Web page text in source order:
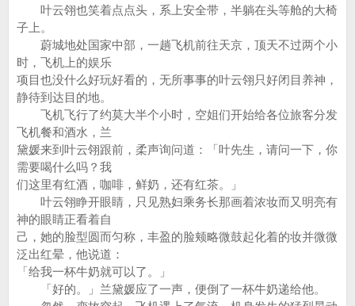
叶云翎也笑着点点头，系上安全带，半躺在头等舱的大椅
子上。
蔚城地处国家中部，一趟飞机前往天京，顶天不过两个小
时，飞机上的娱乐
项目也没什么好玩好看的，无所事事的叶云翎只好闭目养神，
静待到达目的地。
飞机飞行了约莫大半个小时，空姐们开始给各位旅客分发
飞机餐和酒水，兰
黛媛来到叶云翎跟前，柔声询问道：「叶先生，请问一下，你
需要喝什么吗？我
们这里有红酒，咖啡，鲜奶，还有红茶。」
叶云翎睁开眼睛，只见熟妇乘务长那画着浓妆而又明亮有
神的眼睛正看着自
己，她的脸型圆而匀称，丰盈的脸颊略微鼓起化着的妆并微微
泛出红晕，他说道：
「给我一杯牛奶就可以了。」
「好的。」兰黛媛应了一声，便倒了一杯牛奶递给他。